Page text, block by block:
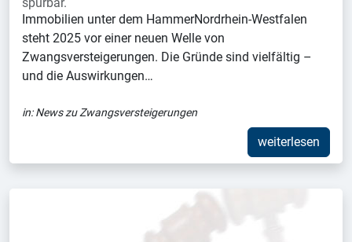
Immobilien unter dem HammerNordrhein-Westfalen
steht 2025 vor einer neuen Welle von
Zwangsversteigerungen. Die Gründe sind vielfältig –
und die Auswirkungen…
in:News zu Zwangsversteigerungen
weiterlesen